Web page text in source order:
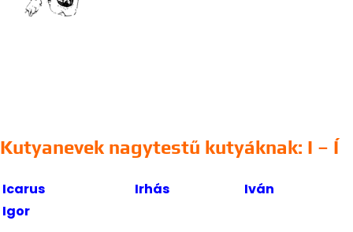
Kutyanevek nagytestű kutyáknak: I – Í
Icarus Irhás
Iván
Igor